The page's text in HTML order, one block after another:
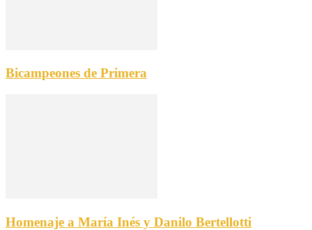
Bicampeones de Primera
Homenaje a María Inés y Danilo Bertellotti